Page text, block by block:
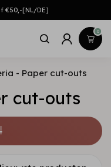
€50,-[NL/DE]
0
- Paper cut-outs
cut-outs